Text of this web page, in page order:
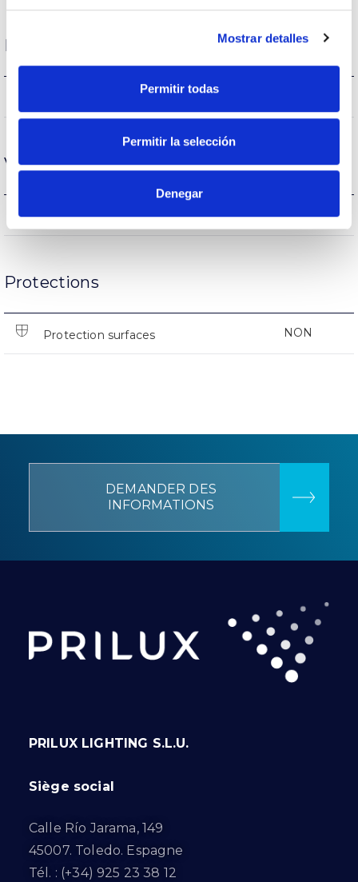
Mostrar detalles
Permitir todas
Permitir la selección
Denegar
Performance
1517-1686lm
Vie
Heures de vie L70>40000h
Protections
Protection surfaces NON
DEMANDER DES
INFORMATIONS
PRILUX LIGHTING S.L.U.
Siège social
Calle Río Jarama, 149
45007. Toledo. Espagne
Tél. : (+34) 925 23 38 12